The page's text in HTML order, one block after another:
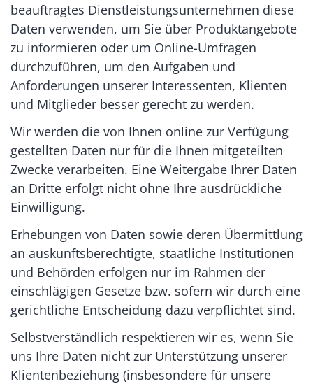
beauftragtes Dienstleistungsunternehmen diese
Daten verwenden, um Sie über Produktangebote
zu informieren oder um Online-Umfragen
durchzuführen, um den Aufgaben und
Anforderungen unserer Interessenten, Klienten
und Mitglieder besser gerecht zu werden.
Wir werden die von Ihnen online zur Verfügung
gestellten Daten nur für die Ihnen mitgeteilten
Zwecke verarbeiten. Eine Weitergabe Ihrer Daten
an Dritte erfolgt nicht ohne Ihre ausdrückliche
Einwilligung.
Erhebungen von Daten sowie deren Übermittlung
an auskunftsberechtigte, staatliche Institutionen
und Behörden erfolgen nur im Rahmen der
einschlägigen Gesetze bzw. sofern wir durch eine
gerichtliche Entscheidung dazu verpflichtet sind.
Selbstverständlich respektieren wir es, wenn Sie
uns Ihre Daten nicht zur Unterstützung unserer
Klientenbeziehung (insbesondere für unsere